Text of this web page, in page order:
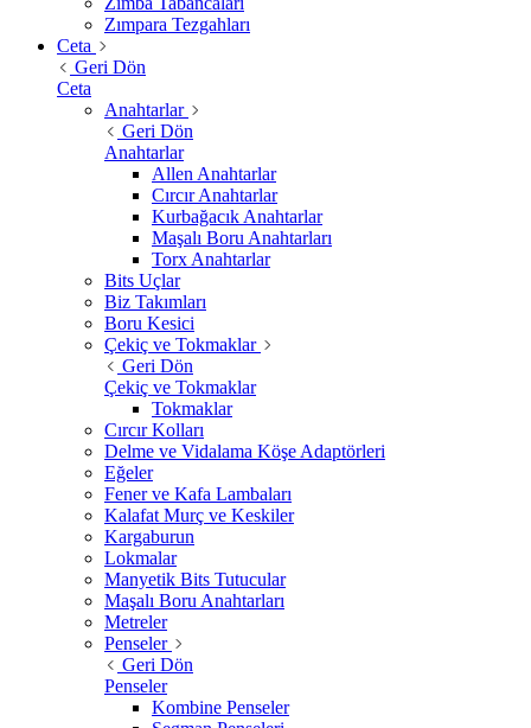
Zımpara Tezgahları
Ceta
Geri Dön
Ceta
Anahtarlar
Geri Dön
Anahtarlar
Allen Anahtarlar
Cırcır Anahtarlar
Kurbağacık Anahtarlar
Maşalı Boru Anahtarları
Torx Anahtarlar
Bits Uçlar
Biz Takımları
Boru Kesici
Çekiç ve Tokmaklar
Geri Dön
Çekiç ve Tokmaklar
Tokmaklar
Cırcır Kolları
Delme ve Vidalama Köşe Adaptörleri
Eğeler
Fener ve Kafa Lambaları
Kalafat Murç ve Keskiler
Kargaburun
Lokmalar
Manyetik Bits Tutucular
Maşalı Boru Anahtarları
Metreler
Penseler
Geri Dön
Penseler
Kombine Penseler